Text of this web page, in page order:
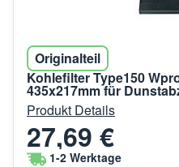
Originalteil
Kohlefilter Type150
435x217mm für
Produkt Details
27,69 €
1-2 Werktage